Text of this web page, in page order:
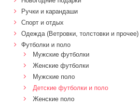
Ручки и карандаши
Спорт и отдых
Одежда (Ветровки, толстовки и прочее)
Футболки и поло
Мужские футболки
Женские футболки
Мужские поло
Детские футболки и поло
Женские поло